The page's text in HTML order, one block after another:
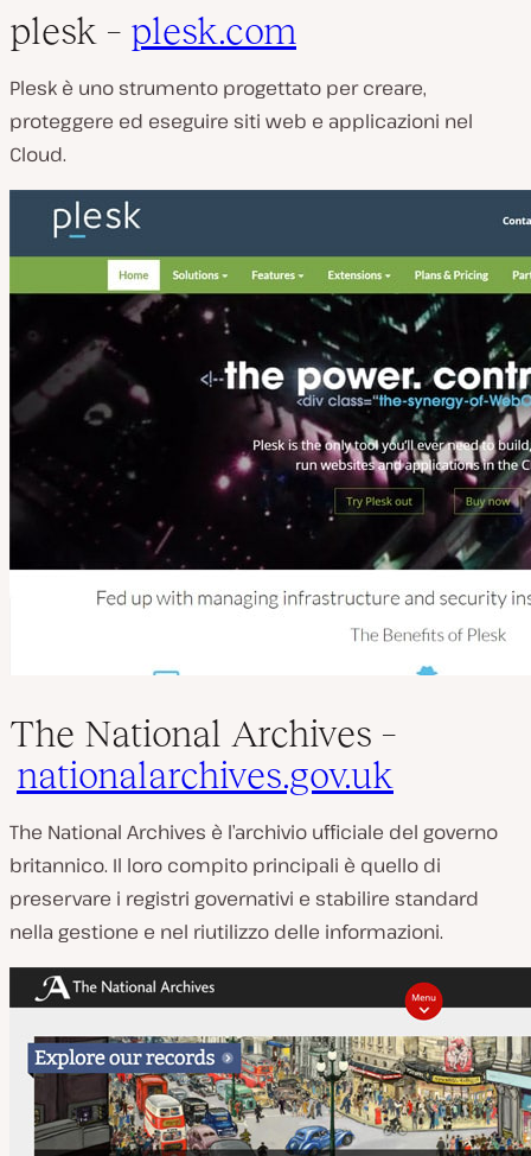
plesk – plesk.com
Plesk è uno strumento progettato per creare,
proteggere ed eseguire siti web e applicazioni nel
Cloud.
The National Archives –
nationalarchives.gov.uk
The National Archives è l’archivio ufficiale del governo
britannico. Il loro compito principali è quello di
preservare i registri governativi e stabilire standard
nella gestione e nel riutilizzo delle informazioni.